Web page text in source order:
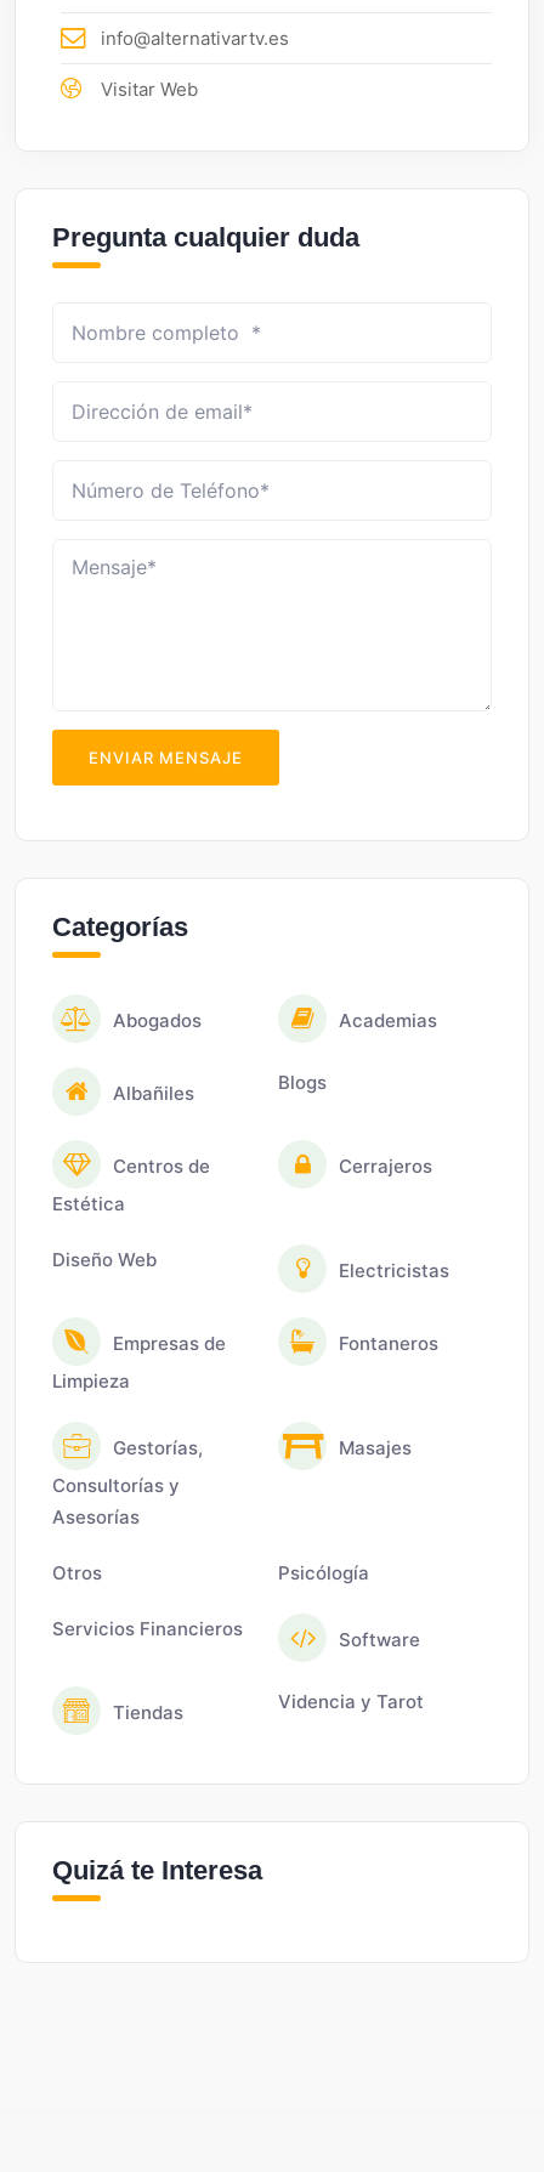
info@alternativartv.es
Visitar Web
Pregunta cualquier duda
ENVIAR MENSAJE
Categorías
Abogados Academias
Albañiles Blogs
Centros de
Estética
Cerrajeros
Diseño Web Electricistas
Empresas de
Limpieza
Fontaneros
Gestorías,
Consultorías y
Asesorías
Masajes
Otros Psicólogía
Servicios Financieros Software
Tiendas Videncia y Tarot
Quizá te Interesa